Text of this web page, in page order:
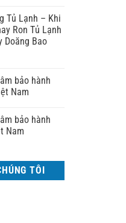
Tủ Lạnh – Khi
Ron Tủ Lạnh
Doăng Bao
bảo hành
Nam
bảo hành
Nam
TÔI